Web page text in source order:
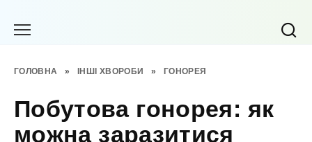
ГОЛОВНА » ІНШІ ХВОРОБИ » ГОНОРЕЯ
Побутова гонорея: як
можна заразитися